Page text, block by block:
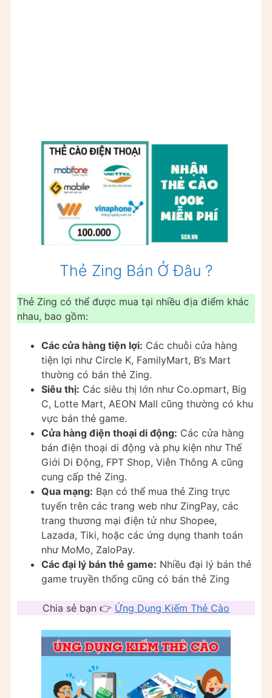
Thẻ Zing Bán Ở Đâu ?
Thẻ Zing có thể được mua tại nhiều địa điểm khác
nhau, bao gồm:
Các cửa hàng tiện lợi: Các chuỗi cửa hàng
tiện lợi như Circle K, FamilyMart, B’s Mart
thường có bán thẻ Zing.
Siêu thị: Các siêu thị lớn như Co.opmart, Big
C, Lotte Mart, AEON Mall cũng thường có khu
vực bán thẻ game.
Cửa hàng điện thoại di động: Các cửa hàng
bán điện thoại di động và phụ kiện như Thế
Giới Di Động, FPT Shop, Viễn Thông A cũng
cung cấp thẻ Zing.
Qua mạng: Bạn có thể mua thẻ Zing trực
tuyến trên các trang web như ZingPay, các
trang thương mại điện tử như Shopee,
Lazada, Tiki, hoặc các ứng dụng thanh toán
như MoMo, ZaloPay.
Các đại lý bán thẻ game: Nhiều đại lý bán thẻ
game truyền thống cũng có bán thẻ Zing
Chia sẻ bạn 👉 Ứng Dụng Kiếm Thẻ Cào